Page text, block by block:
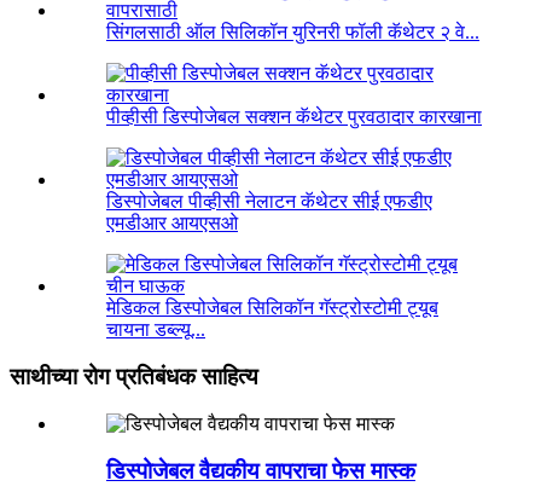
सिंगलसाठी ऑल सिलिकॉन युरिनरी फॉली कॅथेटर २ वे...
पीव्हीसी डिस्पोजेबल सक्शन कॅथेटर पुरवठादार कारखाना
डिस्पोजेबल पीव्हीसी नेलाटन कॅथेटर सीई एफडीए
एमडीआर आयएसओ
मेडिकल डिस्पोजेबल सिलिकॉन गॅस्ट्रोस्टोमी ट्यूब
चायना डब्ल्यू...
साथीच्या रोग प्रतिबंधक साहित्य
डिस्पोजेबल वैद्यकीय वापराचा फेस मास्क